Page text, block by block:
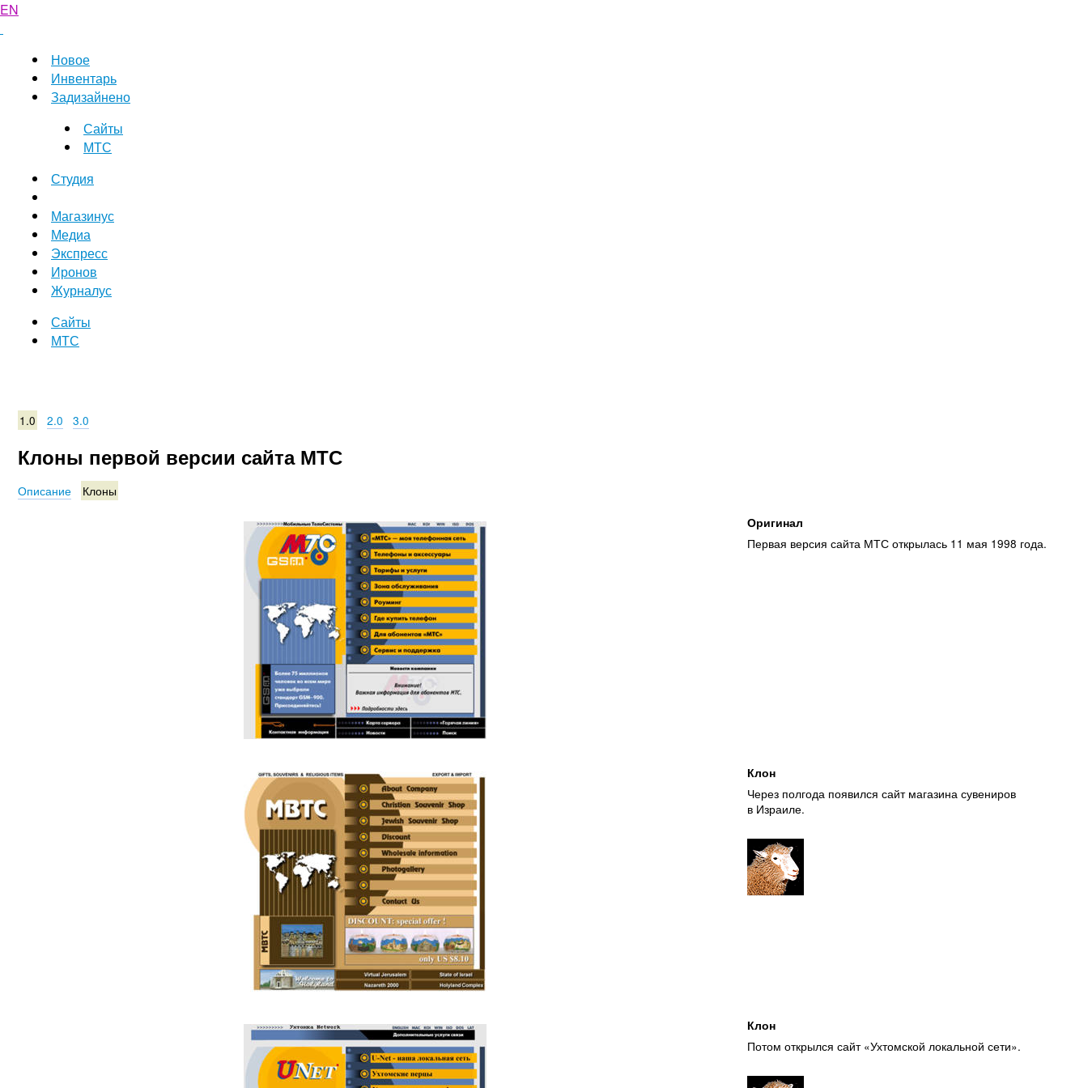
EN
Новое
Инвентарь
Задизайнено
Сайты
МТС
Студия
Магазинус
Медиа
Экспресс
Иронов
Журналус
Сайты
МТС
1.0 2.0 3.0
Клоны первой версии сайта МТС
Описание Клоны
Оригинал
Первая версия сайта МТС открылась 11 мая 1998 года.
Клон
Через полгода появился сайт магазина сувениров
в Израиле.
Клон
Потом открылся сайт «Ухтомской локальной сети».